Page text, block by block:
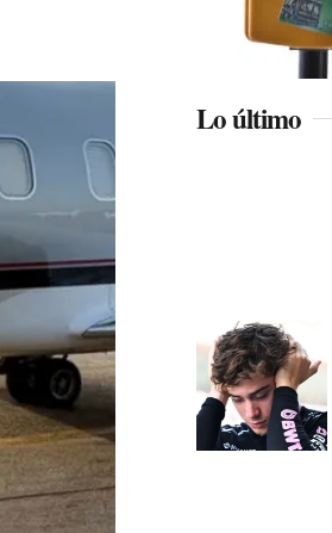
Lo último